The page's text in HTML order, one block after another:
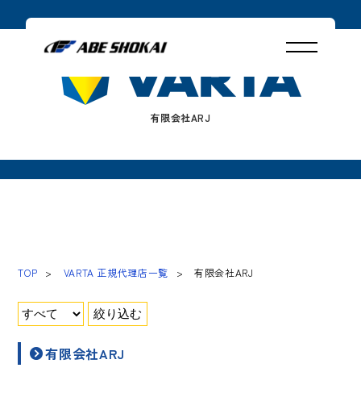
有限会社ARJ
TOP VARTA 正規代理店一覧 有限会社ARJ
有限会社ARJ